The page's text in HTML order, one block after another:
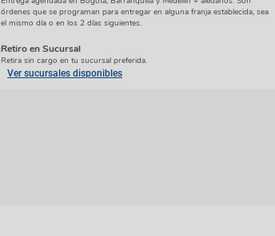
órdenes que se programan para entregar en alguna franja establecida, sea
el mismo día o en los 2 días siguientes.
Retiro en Sucursal
Retira sin cargo en tu sucursal preferida.
Ver sucursales disponibles